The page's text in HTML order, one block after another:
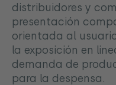
distribuidores y
presentación
orientada al
la exposición en
demanda de
para la despensa.